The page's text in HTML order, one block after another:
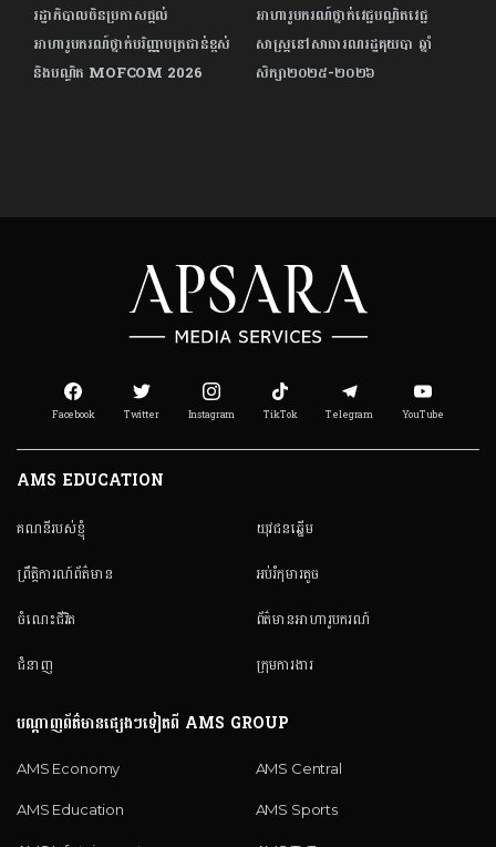
រដ្ឋាភិបាលចិន​ប្រកាស​ផ្តល់
អាហារូបករណ៍ថ្នាក់បរិញ្ញាបត្រជាន់ខ្ពស់
និងបណ្ឌិត MOFCOM 2026
អាហារូបករណ៍ថ្នាក់វេជ្ជបណ្ឌិតវេជ្ជ
សាស្ត្រនៅសាធារណរដ្ឋគុយបា ឆ្នាំ
សិក្សា២០២៥-២០២៦
Facebook Twitter Instagram TikTok Telegram YouTube
AMS EDUCATION
គណនី​របស់ខ្ញុំ
ព្រឹត្តិការណ៍ព័ត៌មាន
ចំណេះជីវិត
ជំនាញ
យុវជនឆ្នើម
អប់រំកុមារតូច
ព័ត៌មានអាហារូបករណ៍
ក្រុមការងារ
បណ្តាញព័ត៌មានផ្សេងៗទៀតពី AMS GROUP
AMS Economy
AMS Education
AMS Central
AMS Sports